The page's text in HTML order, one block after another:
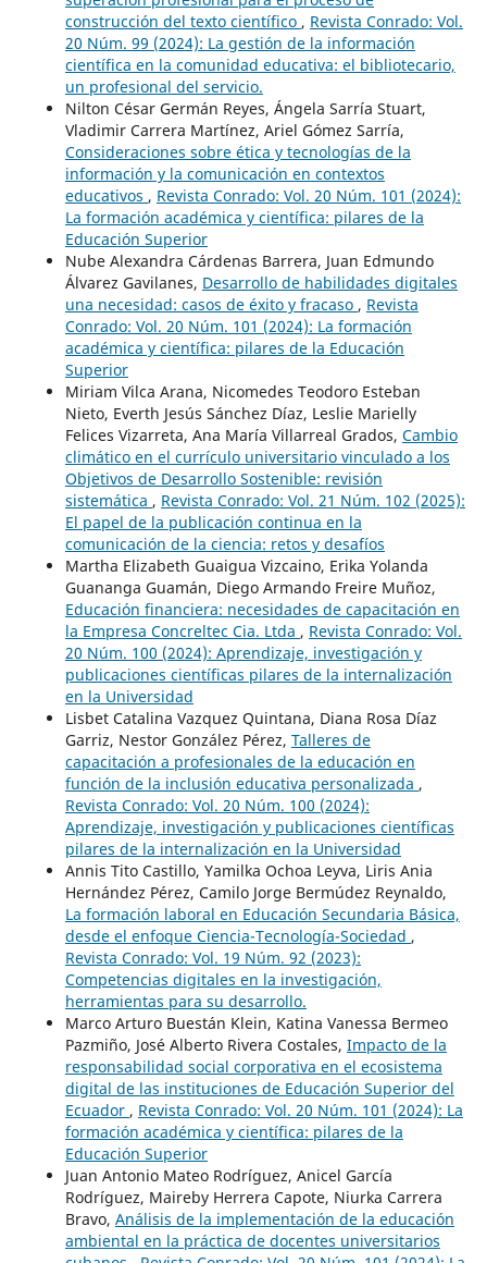
construcción del texto científico , Revista Conrado: Vol.
20 Núm. 99 (2024): La gestión de la información
científica en la comunidad educativa: el bibliotecario,
un profesional del servicio.
Nilton César Germán Reyes, Ángela Sarría Stuart,
Vladimir Carrera Martínez, Ariel Gómez Sarría,
Consideraciones sobre ética y tecnologías de la
información y la comunicación en contextos
educativos , Revista Conrado: Vol. 20 Núm. 101 (2024):
La formación académica y científica: pilares de la
Educación Superior
Nube Alexandra Cárdenas Barrera, Juan Edmundo
Álvarez Gavilanes, Desarrollo de habilidades digitales
una necesidad: casos de éxito y fracaso , Revista
Conrado: Vol. 20 Núm. 101 (2024): La formación
académica y científica: pilares de la Educación
Superior
Miriam Vilca Arana, Nicomedes Teodoro Esteban
Nieto, Everth Jesús Sánchez Díaz, Leslie Marielly
Felices Vizarreta, Ana María Villarreal Grados, Cambio
climático en el currículo universitario vinculado a los
Objetivos de Desarrollo Sostenible: revisión
sistemática , Revista Conrado: Vol. 21 Núm. 102 (2025):
El papel de la publicación continua en la
comunicación de la ciencia: retos y desafíos
Martha Elizabeth Guaigua Vizcaino, Erika Yolanda
Guananga Guamán, Diego Armando Freire Muñoz,
Educación financiera: necesidades de capacitación en
la Empresa Concreltec Cia. Ltda , Revista Conrado: Vol.
20 Núm. 100 (2024): Aprendizaje, investigación y
publicaciones científicas pilares de la internalización
en la Universidad
Lisbet Catalina Vazquez Quintana, Diana Rosa Díaz
Garriz, Nestor González Pérez, Talleres de
capacitación a profesionales de la educación en
función de la inclusión educativa personalizada ,
Revista Conrado: Vol. 20 Núm. 100 (2024):
Aprendizaje, investigación y publicaciones científicas
pilares de la internalización en la Universidad
Annis Tito Castillo, Yamilka Ochoa Leyva, Liris Ania
Hernández Pérez, Camilo Jorge Bermúdez Reynaldo,
La formación laboral en Educación Secundaria Básica,
desde el enfoque Ciencia-Tecnología-Sociedad ,
Revista Conrado: Vol. 19 Núm. 92 (2023):
Competencias digitales en la investigación,
herramientas para su desarrollo.
Marco Arturo Buestán Klein, Katina Vanessa Bermeo
Pazmiño, José Alberto Rivera Costales, Impacto de la
responsabilidad social corporativa en el ecosistema
digital de las instituciones de Educación Superior del
Ecuador , Revista Conrado: Vol. 20 Núm. 101 (2024): La
formación académica y científica: pilares de la
Educación Superior
Juan Antonio Mateo Rodríguez, Anicel García
Rodríguez, Maireby Herrera Capote, Niurka Carrera
Bravo, Análisis de la implementación de la educación
ambiental en la práctica de docentes universitarios